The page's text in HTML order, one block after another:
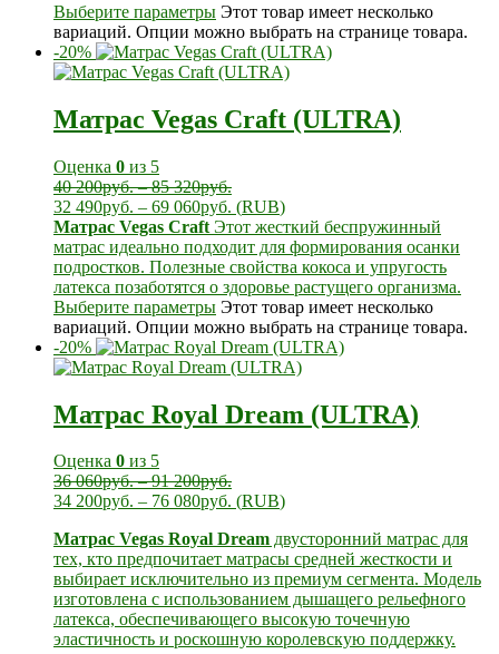
Выберите параметры Этот товар имеет несколько
вариаций. Опции можно выбрать на странице товара.
-20%
Матрас Vegas Craft (ULTRA)
Оценка 0 из 5
40 200руб.–85 320руб.
32 490руб. – 69 060руб. (RUB)
Матрас Vegas Craft Этот жесткий беспружинный
матрас идеально подходит для формирования осанки
подростков. Полезные свойства кокоса и упругость
латекса позаботятся о здоровье растущего организма.
Выберите параметры Этот товар имеет несколько
вариаций. Опции можно выбрать на странице товара.
-20%
Матрас Royal Dream (ULTRA)
Оценка 0 из 5
36 060руб.–91 200руб.
34 200руб. – 76 080руб. (RUB)
Матрас Vegas Royal Dream двусторонний матрас для
тех, кто предпочитает матрасы средней жесткости и
выбирает исключительно из премиум сегмента. Модель
изготовлена с использованием дышащего рельефного
латекса, обеспечивающего высокую точечную
эластичность и роскошную королевскую поддержку.